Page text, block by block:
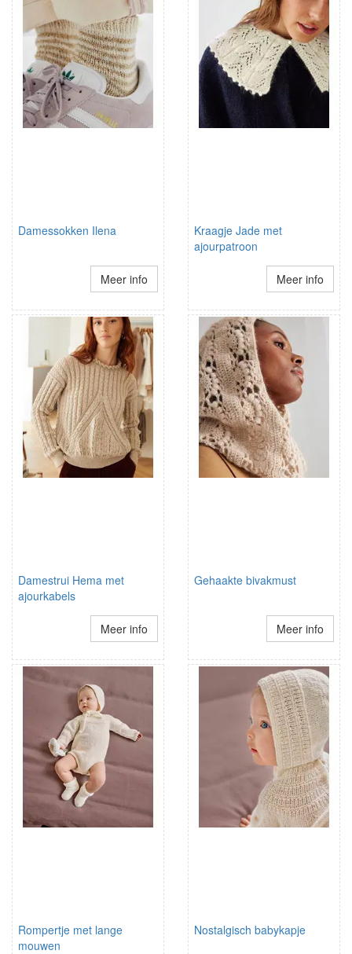
Damessokken Ilena
Meer info
Kraagje Jade met
ajourpatroon
Meer info
Damestrui Hema met
ajourkabels
Meer info
Gehaakte bivakmust
Meer info
Rompertje met lange
mouwen
Nostalgisch babykapje